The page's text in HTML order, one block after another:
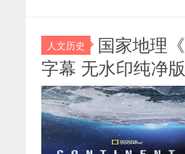
人文历史
国家地理
字幕 无水印纯净